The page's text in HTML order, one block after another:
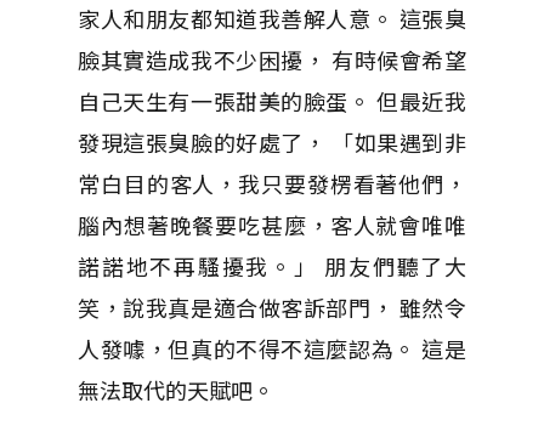
家人和朋友都知道我善解人意。 這張臭
臉其實造成我不少困擾， 有時候會希望
自己天生有一張甜美的臉蛋。 但最近我
發現這張臭臉的好處了， 「如果遇到非
常白目的客人，我只要發楞看著他們，
腦內想著晚餐要吃甚麼，客人就會唯唯
諾諾地不再騷擾我。」 朋友們聽了大
笑，說我真是適合做客訴部門， 雖然令
人發噱，但真的不得不這麼認為。 這是
無法取代的天賦吧。